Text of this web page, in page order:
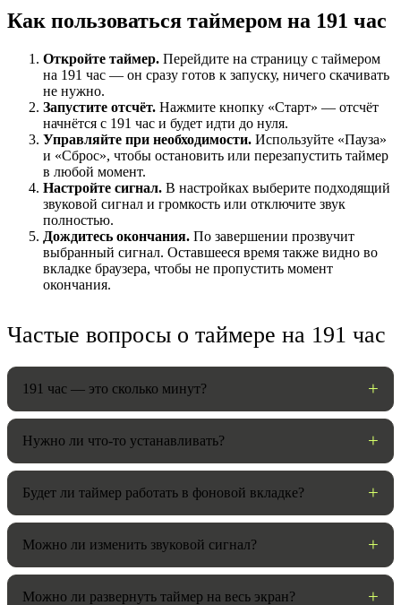
Громкость:
Как пользоваться таймером на 191 час
Откройте таймер. Перейдите на страницу с таймером
на 191 час — он сразу готов к запуску, ничего скачивать
не нужно.
Запустите отсчёт. Нажмите кнопку «Старт» — отсчёт
начнётся с 191 час и будет идти до нуля.
Управляйте при необходимости. Используйте «Пауза»
и «Сброс», чтобы остановить или перезапустить таймер
в любой момент.
Настройте сигнал. В настройках выберите подходящий
звуковой сигнал и громкость или отключите звук
полностью.
Дождитесь окончания. По завершении прозвучит
выбранный сигнал. Оставшееся время также видно во
вкладке браузера, чтобы не пропустить момент
окончания.
Частые вопросы о таймере на 191 час
191 час — это сколько минут?
Нужно ли что-то устанавливать?
Будет ли таймер работать в фоновой вкладке?
Можно ли изменить звуковой сигнал?
Можно ли развернуть таймер на весь экран?